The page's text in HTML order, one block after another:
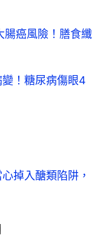
腸癌風險！膳食纖
！糖尿病傷眼4
掉入醣類陷阱，